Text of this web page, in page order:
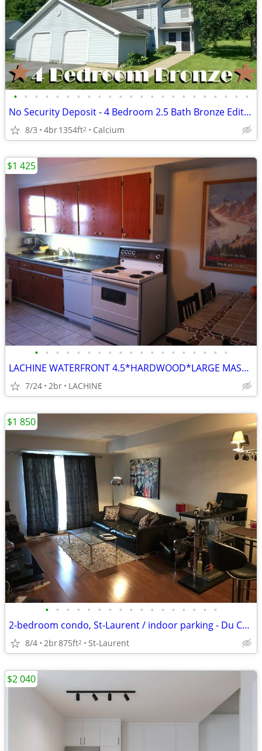
• • • • • • • • • • • • • • • • • • • • • • •
No Security Deposit - 4 Bedroom 2.5 Bath Bronze Edition Townhome
8/3 4br1354ft2 Calcium
• • • • • • • • • • • • • • • • • • •
LACHINE WATERFRONT 4.5*HARDWOOD*LARGE MASTER BDR*QUIET BLDG
7/24 2br LACHINE
$1 425
• • • • • • • • • • • • • • • • •
2-bedroom condo, St-Laurent / indoor parking - Du College metro
8/4 2br875ft2 St-Laurent
$1 850
$2 040